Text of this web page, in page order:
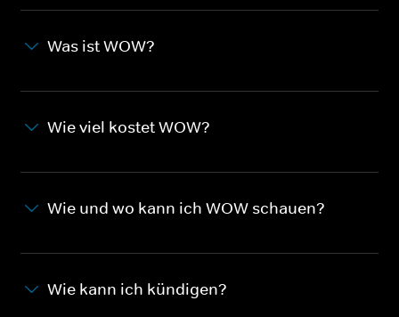
Was ist WOW?
Wie viel kostet WOW?
Wie und wo kann ich WOW schauen?
Wie kann ich kündigen?